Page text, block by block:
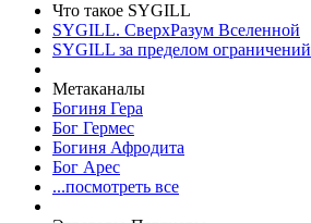
Что такое SYGILL
SYGILL. СверхРазум Вселенной
SYGILL за пределом ограничений
Метаканалы
Богиня Гера
Бог Гермес
Богиня Афродита
Бог Арес
...посмотреть все